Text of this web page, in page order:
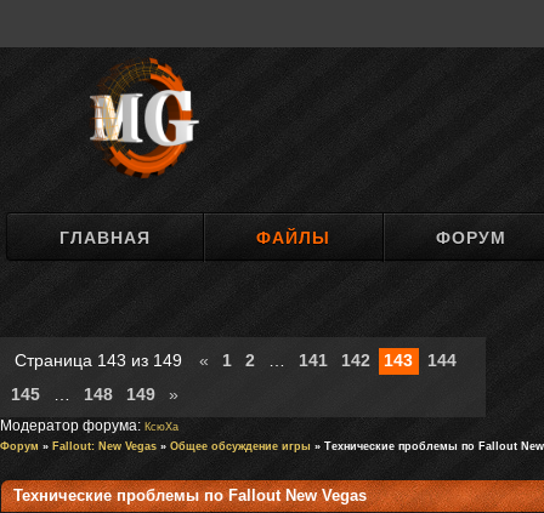
ГЛАВНАЯ ФАЙЛЫ ФОРУМ
Страница 143 из 149 « 1 2 141 142 143
144
145
148 149 »
Модератор форума: КсюXa
Форум » Fallout: New Vegas » Общее обсуждение игры » Технические проблемы по Fallout
Технические проблемы по Fallout New Vegas